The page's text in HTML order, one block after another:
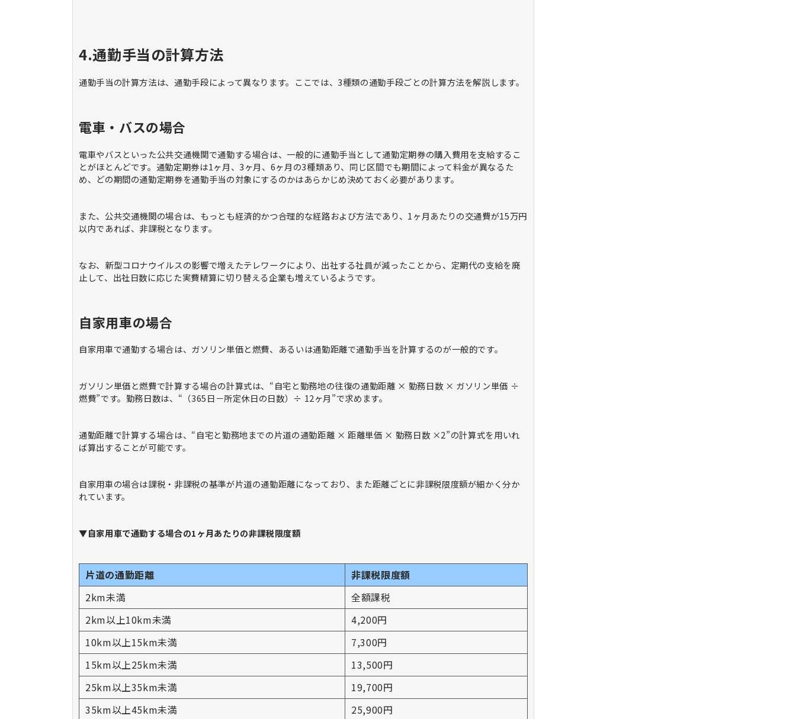
4.通勤手当の計算方法
通勤手当の計算方法は、通勤手段によって異なります。ここでは、3種類の通勤手段ごとの計算方法を解説します。
電車・バスの場合
電車やバスといった公共交通機関で通勤する場合は、一般的に通勤手当として通勤定期券の購入費用を支給するこ
とがほとんどです。通勤定期券は1ヶ月、3ヶ月、6ヶ月の3種類あり、同じ区間でも期間によって料金が異なるた
め、どの期間の通勤定期券を通勤手当の対象にするのかはあらかじめ決めておく必要があります。
また、公共交通機関の場合は、もっとも経済的かつ合理的な経路および方法であり、1ヶ月あたりの交通費が15万円
以内であれば、非課税となります。
なお、新型コロナウイルスの影響で増えたテレワークにより、出社する社員が減ったことから、定期代の支給を廃
止して、出社日数に応じた実費精算に切り替える企業も増えているようです。
自家用車の場合
自家用車で通勤する場合は、ガソリン単価と燃費、あるいは通勤距離で通勤手当を計算するのが一般的です。
ガソリン単価と燃費で計算する場合の計算式は、“自宅と勤務地の往復の通勤距離 × 勤務日数 × ガソリン単価 ÷
燃費”です。勤務日数は、“（365日－所定休日の日数）÷ 12ヶ月”で求めます。
通勤距離で計算する場合は、“自宅と勤務地までの片道の通勤距離 × 距離単価 × 勤務日数 ×2”の計算式を用いれ
ば算出することが可能です。
自家用車の場合は課税・非課税の基準が片道の通勤距離になっており、また距離ごとに非課税限度額が細かく分か
れています。
▼自家用車で通勤する場合の1ヶ月あたりの非課税限度額
片道の通勤距離
非課税限度額
2km未満
全額課税
2km以上10km未満
4,200円
10km以上15km未満
7,300円
15km以上25km未満
13,500円
25km以上35km未満
19,700円
35km以上45km未満
25,900円